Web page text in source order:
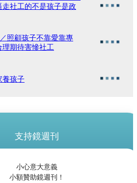
社工的不是孩子是政
照顧孩子不靠愛靠專
期待害慘社工
養孩子
支持鏡週刊
小心意大意義
小額贊助鏡週刊！